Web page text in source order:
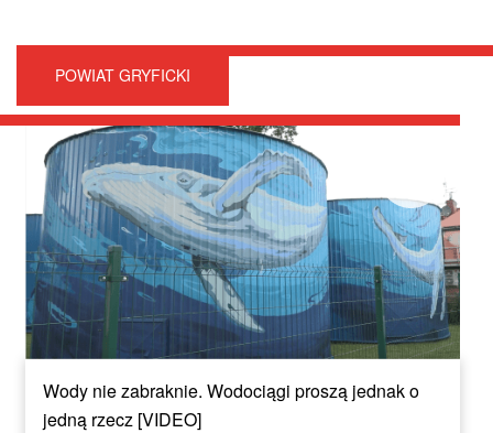
POWIAT GRYFICKI
Wody nie zabraknie. Wodociągi proszą jednak o
jedną rzecz [VIDEO]